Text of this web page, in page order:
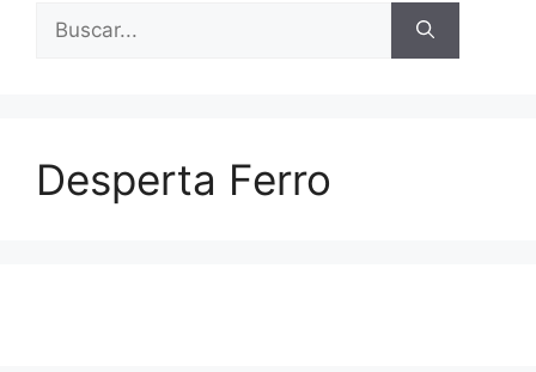
Buscar:
Desperta Ferro